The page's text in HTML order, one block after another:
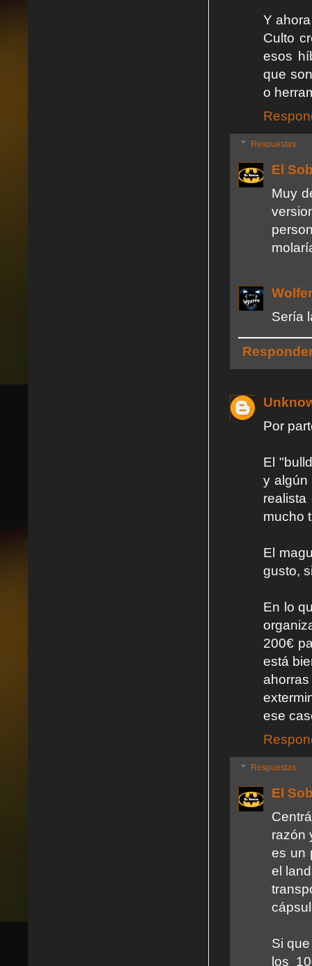
Y
Culto
esos
que
o
Respuestas
El
Muy
Sería
Por
El
y algún
mucho
El
gusto,
En lo
200€
está
ese
Respuestas
El
razón
es un
el
Si
los